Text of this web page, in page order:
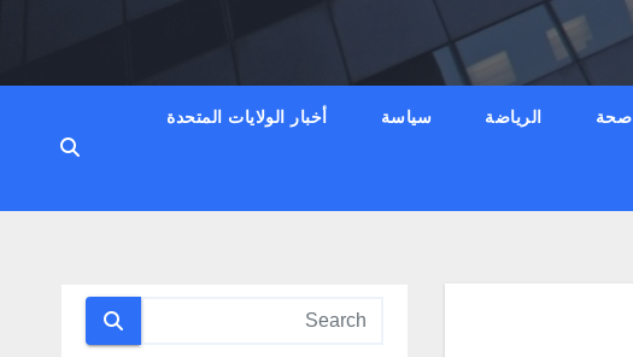
صحة الرياضة سياسة أخبار الولايات المتحدة